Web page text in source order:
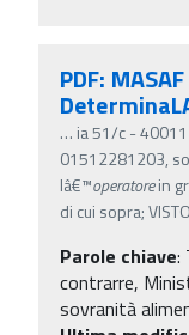
PDF:
… ia 51/c - 40011
01512281203,
lâ€™operatorein
di cui sopra;
Parole chiave:
contrarre,
sovranità